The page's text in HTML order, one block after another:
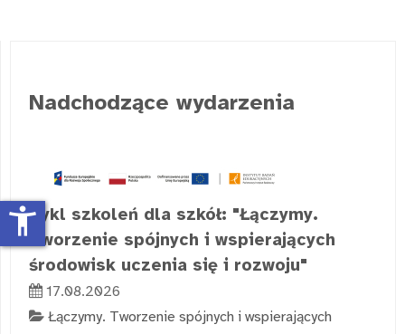
Nadchodzące wydarzenia
Cykl szkoleń dla szkół: "Łączymy.
Tworzenie spójnych i wspierających
środowisk uczenia się i rozwoju"
17.08.2026
Łączymy. Tworzenie spójnych i wspierających
accessibility_new